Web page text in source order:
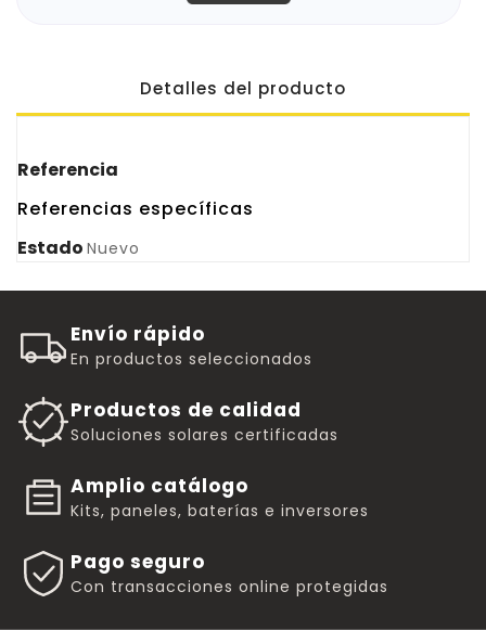
Detalles del producto
Referencia
Referencias específicas
Estado Nuevo
Envío rápido
En productos seleccionados
Productos de calidad
Soluciones solares certificadas
Amplio catálogo
Kits, paneles, baterías e inversores
Pago seguro
Con transacciones online protegidas